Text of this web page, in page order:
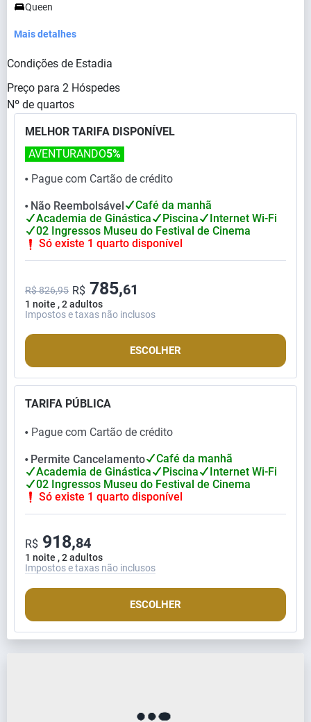
Queen
Mais detalhes
Condições de Estadia
Preço para 2 Hóspedes
Nº de quartos
MELHOR TARIFA DISPONÍVEL
⬤ Pague com Cartão de crédito
AVENTURANDO5%
⬤ Não Reembolsável
Café da manhã
Academia de Ginástica
Piscina
Internet Wi-Fi
02 Ingressos Museu do Festival de Cinema
Só existe 1 quarto disponível
1 noite , 2 adultos
R$ 826,95 R$ 785,61
Impostos e taxas não inclusos
ESCOLHER
TARIFA PÚBLICA
⬤ Pague com Cartão de crédito
⬤ Permite Cancelamento
Café da manhã
Academia de Ginástica
Piscina
Internet Wi-Fi
02 Ingressos Museu do Festival de Cinema
Só existe 1 quarto disponível
1 noite , 2 adultos
R$ 918,84
Impostos e taxas não inclusos
ESCOLHER